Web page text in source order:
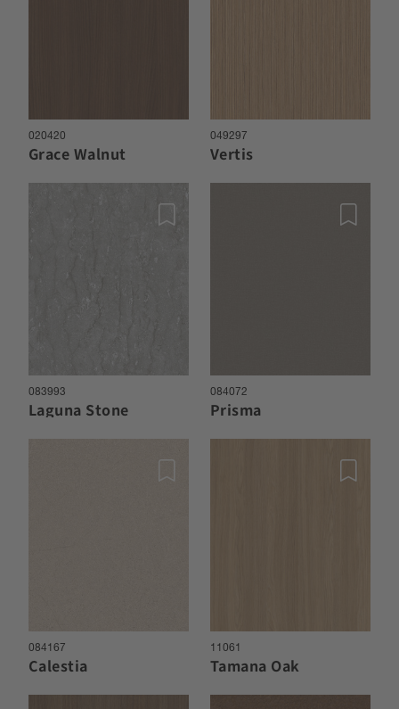
020420
Grace Walnut
049297
Vertis
083993
Laguna Stone
084072
Prisma
084167
Calestia
11061
Tamana Oak